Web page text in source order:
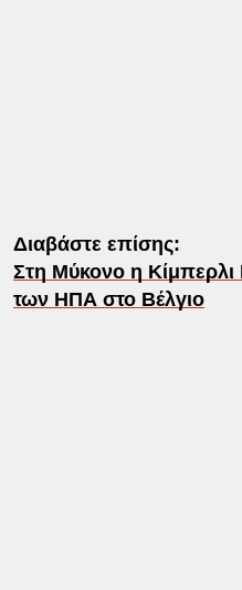
Διαβάστε επίσης:
Στη Μύκονο η Κίμπερλι
των ΗΠΑ στο Βέλγιο